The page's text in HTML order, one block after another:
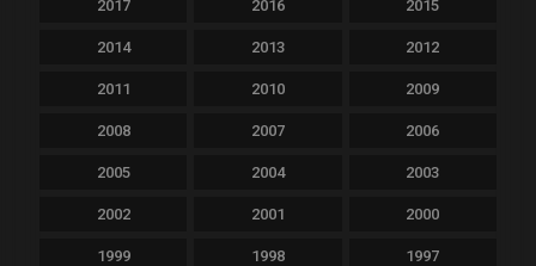
2017 2016 2015
2014 2013 2012
2011 2010 2009
2008 2007 2006
2005 2004 2003
2002 2001 2000
1999 1998 1997